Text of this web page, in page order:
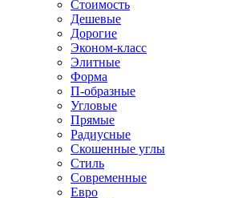
Стоимость
Дешевые
Дорогие
Эконом-класс
Элитные
Форма
П-образные
Угловые
Прямые
Радиусные
Скошенные углы
Стиль
Современные
Евро